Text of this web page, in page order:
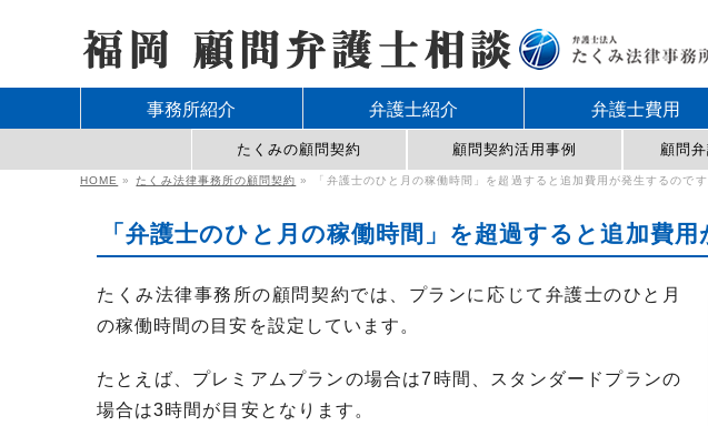
事務所紹介 弁護士紹介 弁護士費用
たくみの顧問契約 顧問契約活用事例 顧問
HOME » たくみ法律事務所の顧問契約 » 「弁護士のひと月の稼働時間」を超過すると追加費用が発生するのです
「弁護士のひと月の稼働時間」を超過すると追加費
たくみ法律事務所の顧問契約では、プランに応じて弁護士のひと月
の稼働時間の目安を設定しています。
たとえば、プレミアムプランの場合は7時間、スタンダードプランの
場合は3時間が目安となります。